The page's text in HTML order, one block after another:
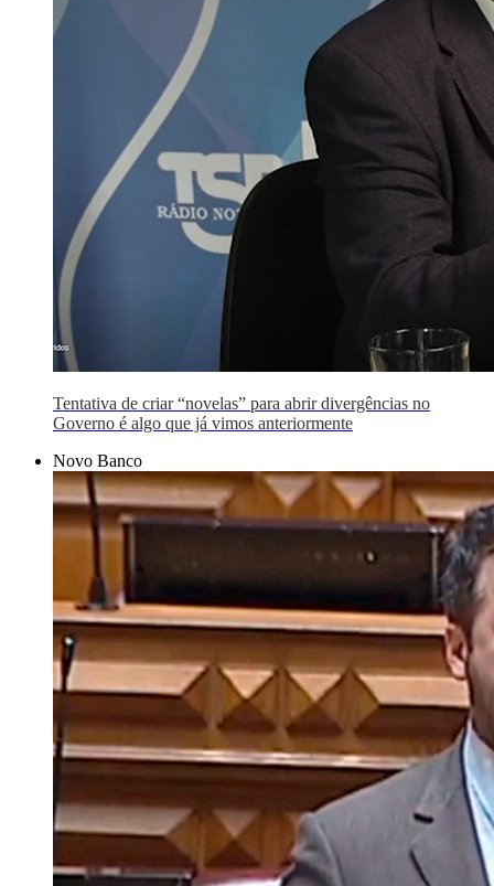
Tentativa de criar “novelas” para abrir divergências no
Governo é algo que já vimos anteriormente
Novo Banco